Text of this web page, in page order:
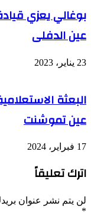
بوغالي يعزي
عين الدفلى
23 يناير، 2023
البعثة
عين تموشنت
17 فبراير، 2024
اترك تعليقاً
لن يتم نشر عنوان
*